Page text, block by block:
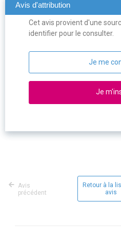
Avis d'attribution
Cet avis provient d'une
identifier pour le consulter.
Je me
Je
Avis
précédent
Retour à la
avis